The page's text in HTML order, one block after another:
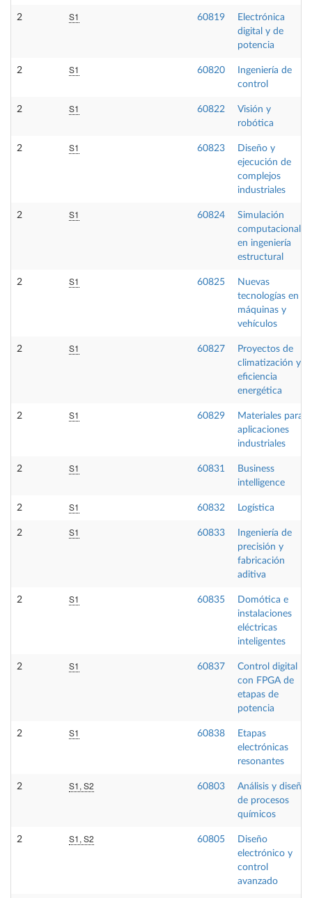
2 S1 60819
Electrónica
digital y de
potencia
2 S1 60820
Ingeniería de
control
2 S1 60822
Visión y
robótica
2 S1 60823
Diseño y
ejecución de
complejos
industriales
2 S1 60824
Simulación
computacional
en ingeniería
estructural
2 S1 60825
Nuevas
tecnologías en
máquinas y
vehículos
2 S1 60827
Proyectos de
climatización y
eficiencia
energética
2 S1 60829
Materiales para
aplicaciones
industriales
2 S1 60831
Business
intelligence
2 S1 60832 Logística
2 S1 60833
Ingeniería de
precisión y
fabricación
aditiva
2 S1 60835
Domótica e
instalaciones
eléctricas
inteligentes
2 S1 60837
Control digital
con FPGA de
etapas de
potencia
2 S1 60838
Etapas
electrónicas
resonantes
2 S1, S2 60803
Análisis y diseño
de procesos
químicos
2 S1, S2 60805
Diseño
electrónico y
control
avanzado